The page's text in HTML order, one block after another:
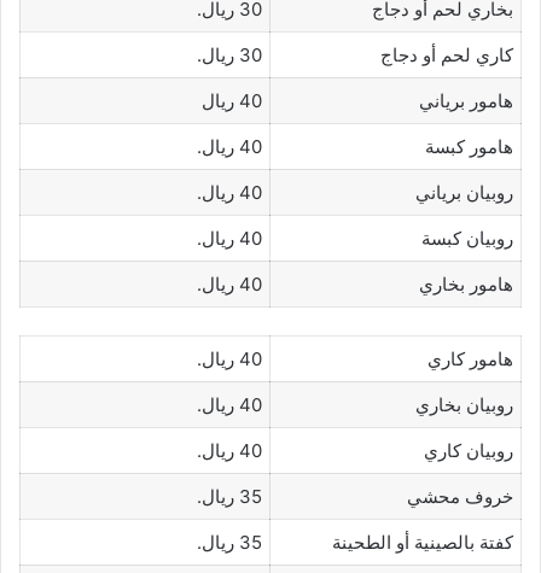
بخاري لحم أو دجاج
30 ريال.
كاري لحم أو دجاج
30 ريال.
هامور برياني
40 ريال
هامور كبسة
40 ريال.
روبيان برياني
40 ريال.
روبيان كبسة
40 ريال.
هامور بخاري
40 ريال.
هامور كاري
40 ريال.
روبيان بخاري
40 ريال.
روبيان كاري
40 ريال.
خروف محشي
35 ريال.
كفتة بالصينية أو الطحينة
35 ريال.